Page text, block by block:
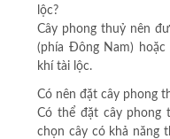
lộc?
Cây phong thuỷ nên
(phía Đông Nam)
khí tài lộc.
Có nên đặt cây phong
Có thể đặt cây phong
chọn cây có khả năng